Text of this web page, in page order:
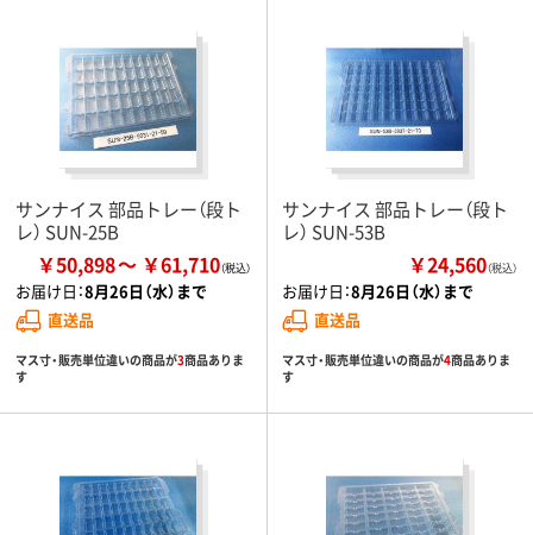
サンナイス 部品トレー（段ト
レ） SUN-25B
￥50,898 ￥61,710
お届け日：8月26日（水）まで
直送品
マス寸・販売単位違いの商品が3商品ありま
す
サンナイス 部品トレー（段ト
レ） SUN-53B
￥24,560（税込）
お届け日：8月26日（水）まで
直送品
マス寸・販売単位違いの商品が4商品ありま
す